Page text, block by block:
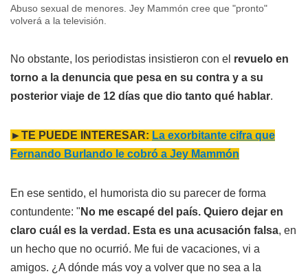
Abuso sexual de menores. Jey Mammón cree que "pronto"
volverá a la televisión.
No obstante, los periodistas insistieron con el revuelo en
torno a la denuncia que pesa en su contra y a su
posterior viaje de 12 días que dio tanto qué hablar.
►TE PUEDE INTERESAR: La exorbitante cifra que
Fernando Burlando le cobró a Jey Mammón
En ese sentido, el humorista dio su parecer de forma
contundente: " No me escapé del país. Quiero dejar en
claro cuál es la verdad. Esta es una acusación falsa, en
un hecho que no ocurrió. Me fui de vacaciones, vi a
amigos. ¿A dónde más voy a volver que no sea a la